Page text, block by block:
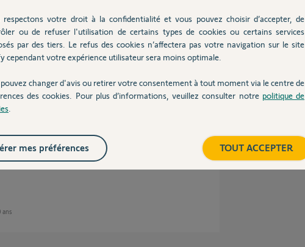
pas non plus.
(windows, mac et linux) et depuis plusieurs
vain, que le cache et les cookies soient vidés
d'appel aux web services entre mon
ans
respectons votre droit à la confidentialité et vous pouvez choisir d’accepter, de
ou de refuser l'utilisation de certains types de cookies ou certains services
par des tiers. Le refus des cookies n’affectera pas votre navigation sur le site
cependant votre expérience utilisateur sera moins optimale.
pouvez changer d'avis ou retirer votre consentement à tout moment via le centre de
des cookies. Pour plus d’informations, veuillez consulter notre politique de
TOUT ACCEPTER
mes préférences